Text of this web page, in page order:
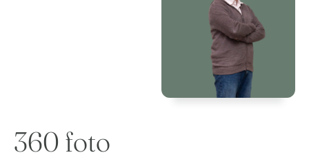
360 foto